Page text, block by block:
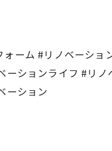
ーム #リノベーショ
ションライフ #リ
ーション